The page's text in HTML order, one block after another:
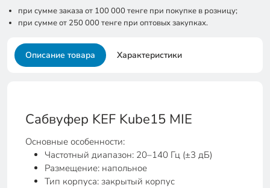
при сумме заказа от 100 000 тенге при покупке в розницу;
при сумме от 250 000 тенге при оптовых закупках.
Описание товара Характеристики
Сабвуфер KEF Kube15 MIE
Основные особенности:
Частотный диапазон: 20–140 Гц (±3 дБ)
Размещение: напольное
Тип корпуса: закрытый корпус